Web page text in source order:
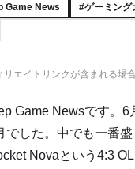
Game News
#ゲーミング
エイトリンクが含まれる場
Game Newsです。6
でした。中でも一番
Novaという4:3